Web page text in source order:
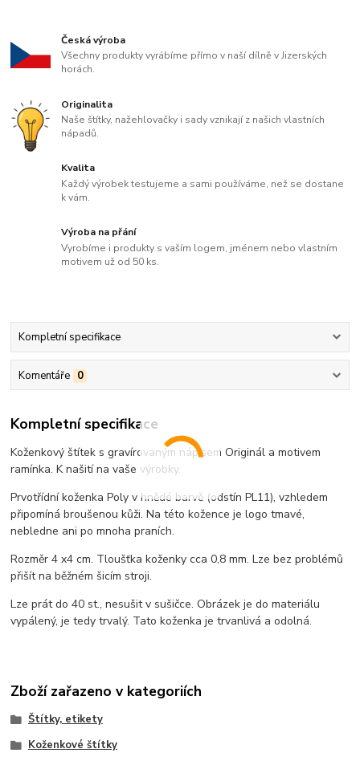
Česká výroba
Všechny produkty vyrábíme přímo v naší dílně v Jizerských
horách.
Originalita
Naše štítky, nažehlovačky i sady vznikají z našich vlastních
nápadů.
Kvalita
Každý výrobek testujeme a sami používáme, než se dostane
k vám.
Výroba na přání
Vyrobíme i produkty s vaším logem, jménem nebo vlastním
motivem už od 50 ks.
Kompletní specifikace
Komentáře 0
Kompletní specifikace
Koženkový štítek s gravírovaným nápisem Originál a motivem
ramínka. K našití na vaše výrobky.
Prvotřídní koženka Poly v hnědé barvě (odstín PL11), vzhledem
připomíná broušenou kůži. Na této kožence je logo tmavé,
nebledne ani po mnoha praních.
Rozměr 4 x4 cm. Tloušťka koženky cca 0,8 mm. Lze bez problémů
přišít na běžném šicím stroji.
Lze prát do 40 st., nesušit v sušičce. Obrázek je do materiálu
vypálený, je tedy trvalý. Tato koženka je trvanlivá a odolná.
Zboží zařazeno v kategoriích
Štítky, etikety
Koženkové štítky